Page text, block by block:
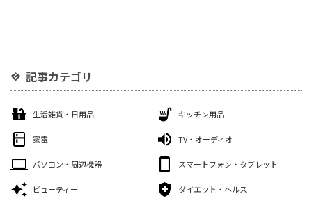
記事カテゴリ
生活雑貨・日用品 キッチン用品
家電 TV・オーディオ
パソコン・周辺機器 スマートフォン・タブレット
ビューティー ダイエット・ヘルス